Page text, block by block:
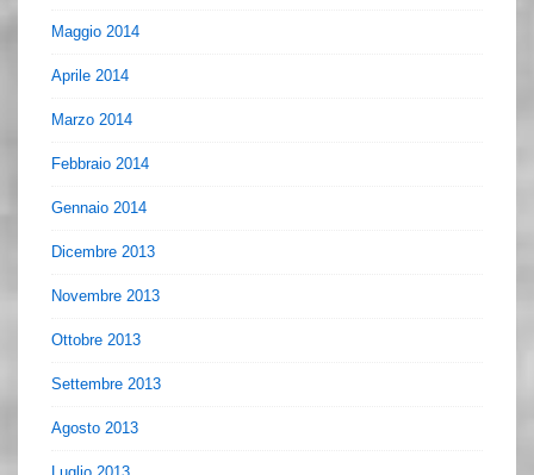
Maggio 2014
Aprile 2014
Marzo 2014
Febbraio 2014
Gennaio 2014
Dicembre 2013
Novembre 2013
Ottobre 2013
Settembre 2013
Agosto 2013